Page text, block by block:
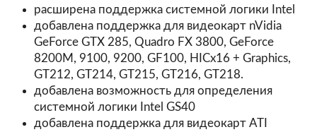
расширена поддержка системной логики Intel
добавлена поддержка для видеокарт nVidia
GeForce GTX 285, Quadro FX 3800, GeForce
8200M, 9100, 9200, GF100, HICx16 + Graphics,
GT212, GT214, GT215, GT216, GT218.
добавлена возможность для определения
системной логики Intel GS40
добавлена поддержка для видеокарт ATI